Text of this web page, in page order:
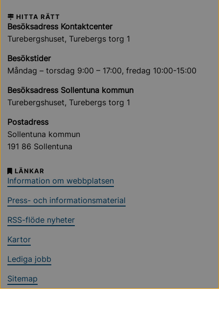
HITTA RÄTT
Besöksadress Kontaktcenter
Turebergshuset, Turebergs torg 1
Besökstider
Måndag – torsdag 9:00 – 17:00, fredag 10:00-15:00
Besöksadress Sollentuna kommun
Turebergshuset, Turebergs torg 1
Postadress
Sollentuna kommun
191 86 Sollentuna
LÄNKAR
Information om webbplatsen
Press- och informationsmaterial
RSS-flöde nyheter
Kartor
Lediga jobb
Sitemap